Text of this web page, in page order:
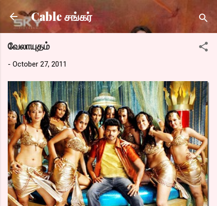
Skip to main content
Cable சங்கர்
வேலாயுதம்
- October 27, 2011